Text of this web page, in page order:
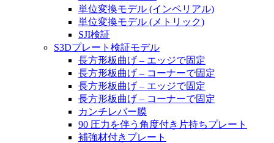
単位変換モデル (インペリアル)
単位変換モデル (メトリック)
SJI検証
S3Dプレート検証モデル
長方形板曲げ – エッジで固定
長方形板曲げ – コーナーで固定
長方形板曲げ – エッジで固定
長方形板曲げ – コーナーで固定
カンチレバー膜
90 圧力を伴う角度付き片持ちプレート
補強材付きプレート